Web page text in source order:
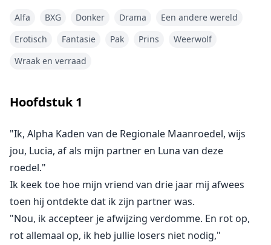
Gekwetst en vernederd besloot Lucia te vertrekken.
Het enige probleem was dat, ondanks dat hij haar niet
beweerde dat hij liever zou sterven dan haar te zien
werd haar tweede kans op een partner. Zal hij sterk
genoeg zijn om haar te beschermen tegen Kaden's
irrationele gedrag? Is hij echt een betere optie? Zal
Alfa BXG Donker Drama
Een andere wereld
Erotisch
Fantasie Pak Prins
Weerwolf
Wraak en verraad
Hoofdstuk1
"Ik, Alpha Kaden van de Regionale Maanroedel, wijs
jou, Lucia, af als mijn partner en Luna van deze
roedel."
Ik keek toe hoe mijn vriend van drie jaar mij afwees
toen hij ontdekte dat ik zijn partner was.
"Nou, ik accepteer je afwijzing verdomme. En rot op,
rot allemaal op, ik heb jullie losers niet nodig,"